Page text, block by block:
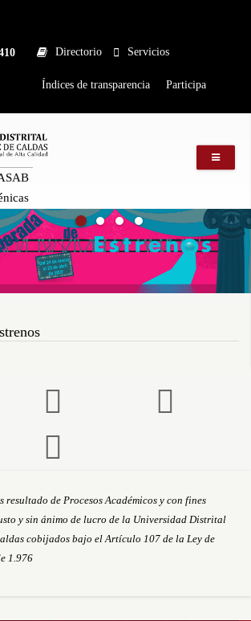
Directorio
Institucional
Servicios
Índices de transparencia Participa
Menú
resultado de Procesos Académicos y con fines
y sin ánimo de lucro de la Universidad Distrital
cobijados bajo el Artículo 107 de la Ley de
1.976